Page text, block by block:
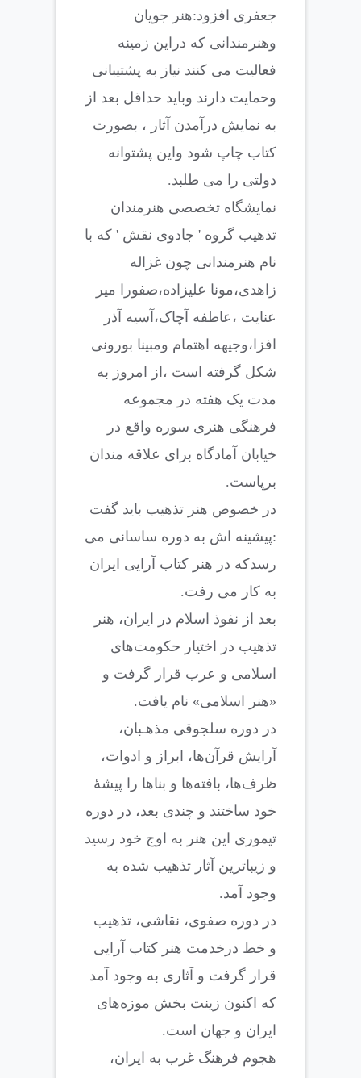
جعفری افزود:هنر جویان
وهنرمندانی که دراین زمینه
فعالیت می کنند نیاز به پشتیبانی
وحمایت دارند وباید حداقل بعد از
به نمایش درآمدن آثار ، بصورت
کتاب چاپ شود واین پشتوانه
دولتی را می طلبد.
نمایشگاه تخصصی هنرمندان
تذهیب گروه ' جادوی نقش ' که با
نام هنرمندانی چون غزاله
زاهدی،مونا علیزاده،صفورا میر
عنایت ،عاطفه آچاک،آسیه آذر
افزا،وجیهه اهتمام ومبینا بورونی
شکل گرفته است ،از امروز به
مدت یک هفته در مجموعه
فرهنگی هنری سوره واقع در
خیابان آمادگاه برای علاقه مندان
برپاست.
در خصوص هنر تذهیب باید گفت
:پیشینه اش به دوره ساسانی می
‌رسدکه در هنر کتاب آرایی ایران
به کار می رفت.
بعد از نفوذ اسلام در ایران، هنر
تذهیب در اختیار حکومت‌های
اسلامی و عرب قرار گرفت و
«هنر اسلامی» نام یافت.
در دوره سلجوقی مذهـبان،
آرایش قرآن‌ها، ابراز و ادوات،
ظرف‌ها، بافته‌ها و بناها را پیشهٔ
خود ساختند و چندی بعد، در دوره
تیموری این هنر به اوج خود رسید
و زیباترین آثار تذهیب شده به
وجود آمد.
در دوره صفوی، نقاشی، تذهیب
و خط درخدمت هنر کتاب آرایی
قرار گرفت و آثاری به وجود آمد
که اکنون زینت بخش موزه‌های
ایران و جهان است.
هجوم فرهنگ غرب به ایران،